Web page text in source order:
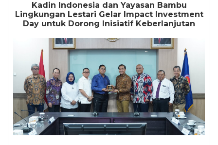
Kadin Indonesia dan Yayasan Bambu
Lingkungan Lestari Gelar Impact Investment
Day untuk Dorong Inisiatif Keberlanjutan